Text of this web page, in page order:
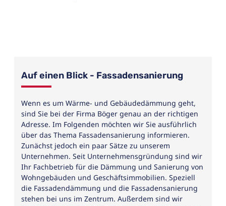
Auf einen Blick - Fassadensanierung
Wenn es um Wärme- und Gebäudedämmung geht,
sind Sie bei der Firma Böger genau an der richtigen
Adresse. Im Folgenden möchten wir Sie ausführlich
über das Thema Fassadensanierung informieren.
Zunächst jedoch ein paar Sätze zu unserem
Unternehmen. Seit Unternehmensgründung sind wir
Ihr Fachbetrieb für die Dämmung und Sanierung von
Wohngebäuden und Geschäftsimmobilien. Speziell
die Fassadendämmung und die Fassadensanierung
stehen bei uns im Zentrum. Außerdem sind wir